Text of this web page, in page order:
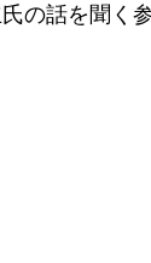
の話を聞く